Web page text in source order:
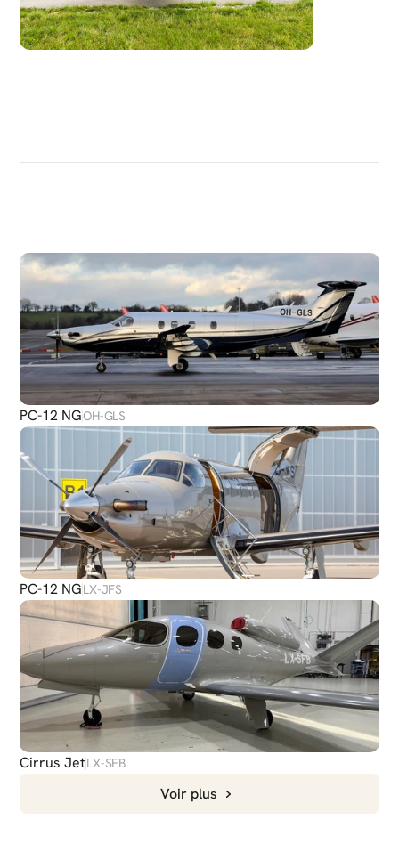
PLUS D'AVIONS
PC-12 NGOH-GLS
PC-12 NGLX-JFS
Cirrus JetLX-SFB
Voir plus